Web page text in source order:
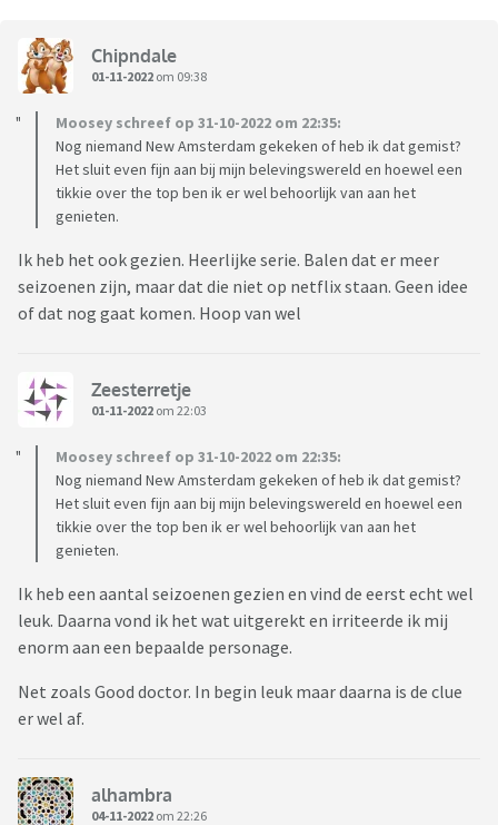
Chipndale
01-11-2022 om 09:38
Moosey schreef op 31-10-2022 om 22:35:
Nog niemand New Amsterdam gekeken of heb ik dat gemist?
Het sluit even fijn aan bij mijn belevingswereld en hoewel een
tikkie over the top ben ik er wel behoorlijk van aan het
genieten.
Ik heb het ook gezien. Heerlijke serie. Balen dat er meer
seizoenen zijn, maar dat die niet op netflix staan. Geen idee
of dat nog gaat komen. Hoop van wel
Zeesterretje
01-11-2022 om 22:03
Moosey schreef op 31-10-2022 om 22:35:
Nog niemand New Amsterdam gekeken of heb ik dat gemist?
Het sluit even fijn aan bij mijn belevingswereld en hoewel een
tikkie over the top ben ik er wel behoorlijk van aan het
genieten.
Ik heb een aantal seizoenen gezien en vind de eerst echt wel
leuk. Daarna vond ik het wat uitgerekt en irriteerde ik mij
enorm aan een bepaalde personage.
Net zoals Good doctor. In begin leuk maar daarna is de clue
er wel af.
alhambra
04-11-2022 om 22:26